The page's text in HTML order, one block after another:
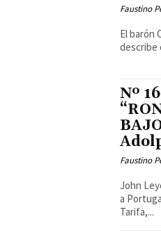
Faustino
El barón
describe
Nº
Faustino
John
a
Tarifa,...